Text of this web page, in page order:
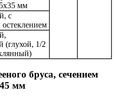
мм
с
(глухой, 1/2
бруса, сечением
мм